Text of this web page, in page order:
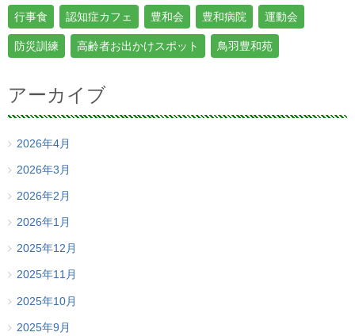
行事食 認知症カフェ 豊和会 豊和病院 運動会
防災訓練 高齢者お出かけスポット 鳥羽豊和苑
アーカイブ
2026年4月
2026年3月
2026年2月
2026年1月
2025年12月
2025年11月
2025年10月
2025年9月